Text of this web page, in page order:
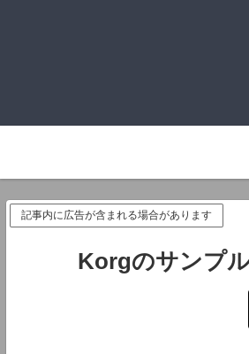
記事内に広告が含まれる場合があります
Korgのサンプ